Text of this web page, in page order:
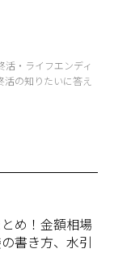
活・ライフエンディ
活の知りたいに答え
め！金額相場
書き方、水引